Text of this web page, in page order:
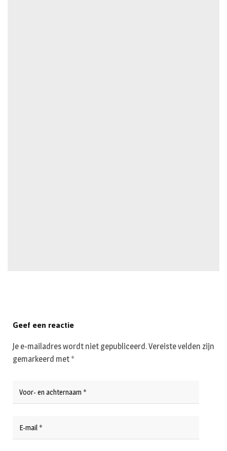
Geef een reactie
Je e-mailadres wordt niet gepubliceerd.Vereiste velden zijn
gemarkeerd met *